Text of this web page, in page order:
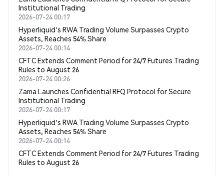
Institutional Trading
2026-07-24 00:17
Hyperliquid's RWA Trading Volume Surpasses Crypto
Assets, Reaches 54% Share
2026-07-24 00:14
CFTC Extends Comment Period for 24/7 Futures Trading
Rules to August 26
2026-07-24 00:26
Zama Launches Confidential RFQ Protocol for Secure
Institutional Trading
2026-07-24 00:17
Hyperliquid's RWA Trading Volume Surpasses Crypto
Assets, Reaches 54% Share
2026-07-24 00:14
CFTC Extends Comment Period for 24/7 Futures Trading
Rules to August 26